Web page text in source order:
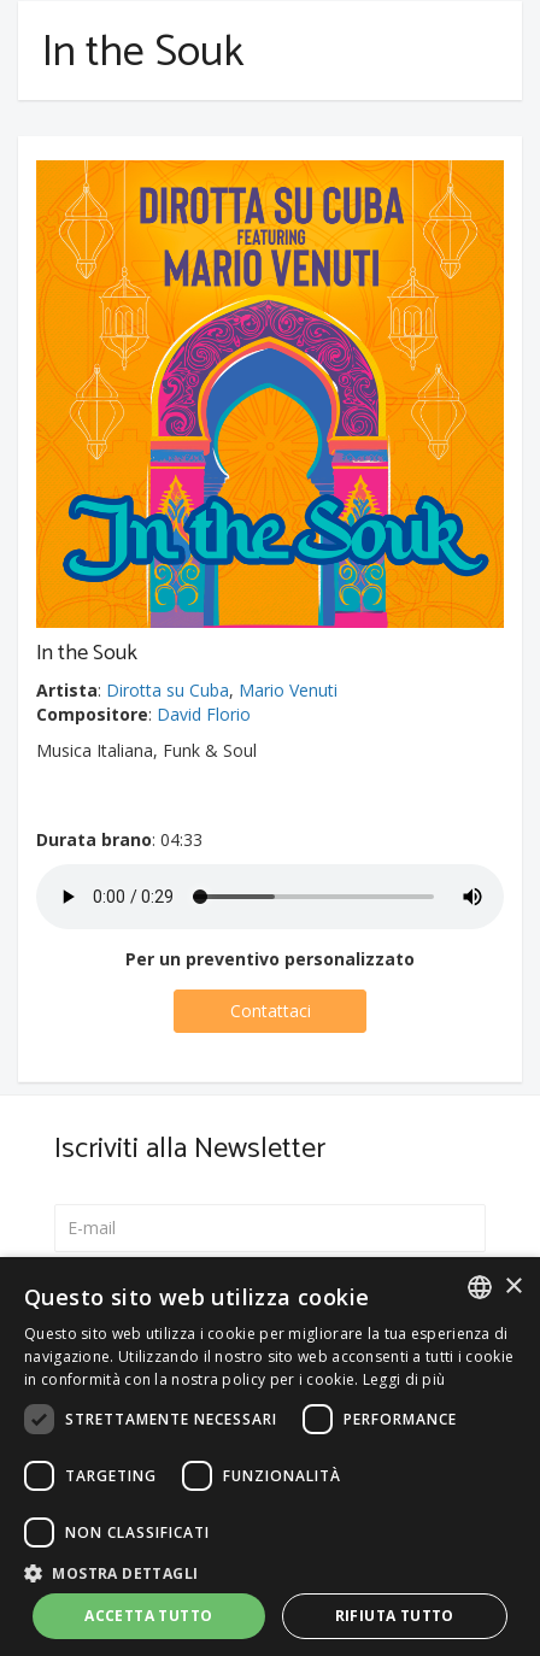
In the Souk
In the Souk
Artista: Dirotta su Cuba, Mario Venuti
Compositore: David Florio
Musica Italiana, Funk & Soul
Durata brano: 04:33
Per un preventivo personalizzato
Contattaci
Iscriviti alla Newsletter
Italiano
English
Accetto laPrivacy Policy
© 2026 ERGA srl - P.IVA 11173870152 | HALIDON srl -
P.IVA 12885130158 - Licenza SIAE n. 2262/I/1528 -
3020/I/1528 - n. 8064 -
Privacy e cookies-Dettagli licenza-
Contatti- by Italia Multimedia Web Agency Milano
ITALIAN
×
Questo sito web utilizza cookie
Questo sito web utilizza i cookie per migliorare la tua esperienza di
navigazione. Utilizzando il nostro sito web acconsenti a tutti i cookie
in conformità con la nostra policy per i cookie. Leggi di più
STRETTAMENTE NECESSARI
PERFORMANCE
TARGETING FUNZIONALITÀ
NON CLASSIFICATI
MOSTRA DETTAGLI
ACCETTA TUTTO RIFIUTA TUTTO